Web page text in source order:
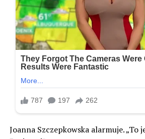
Joanna Szczepkowska alarmuje. „To